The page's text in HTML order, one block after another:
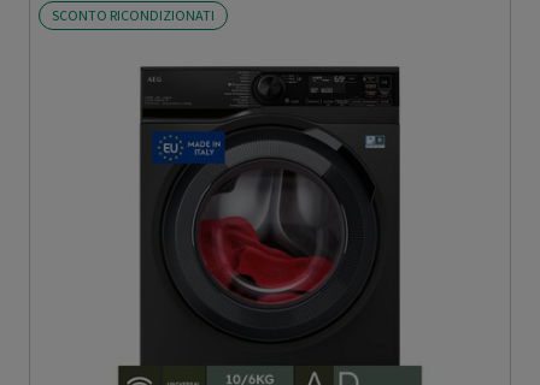
SCONTO RICONDIZIONATI